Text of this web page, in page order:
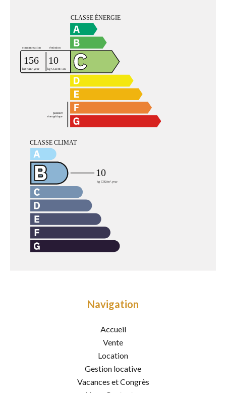
Navigation
Accueil
Vente
Location
Gestion locative
Vacances et Congrès